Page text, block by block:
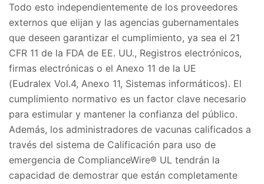
Todo esto independientemente de los proveedores
externos que elijan y las agencias gubernamentales
que deseen garantizar el cumplimiento, ya sea el 21
CFR 11 de la FDA de EE. UU., Registros electrónicos,
firmas electrónicas o el Anexo 11 de la UE
(Eudralex Vol.4, Anexo 11, Sistemas informáticos). El
cumplimiento normativo es un factor clave necesario
para estimular y mantener la confianza del público.
Además, los administradores de vacunas calificados a
través del sistema de Calificación para uso de
emergencia de ComplianceWire® UL tendrán la
capacidad de demostrar que están completamente